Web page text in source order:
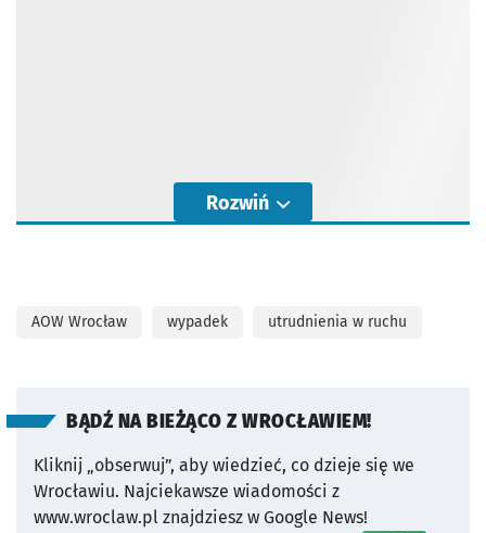
Rozwiń
AOW Wrocław wypadek utrudnienia w ruchu
BĄDŹ NA BIEŻĄCO Z WROCŁAWIEM!
Kliknij „obserwuj”, aby wiedzieć, co dzieje się we
Wrocławiu. Najciekawsze wiadomości z
www.wroclaw.pl znajdziesz w Google News!